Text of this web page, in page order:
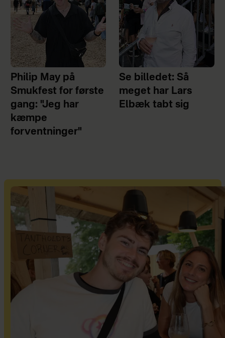
Philip May på
Smukfest for første
gang: "Jeg har
kæmpe
forventninger"
Se billedet: Så
meget har Lars
Elbæk tabt sig